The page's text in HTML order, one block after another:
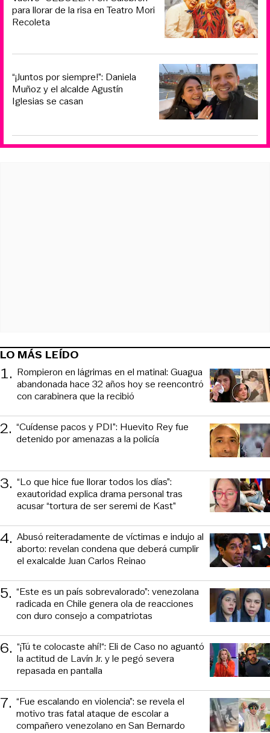
para llorar de la risa en Teatro Mori
Recoleta
“¡Juntos por siempre!”: Daniela
Muñoz y el alcalde Agustín
Iglesias se casan
LO MÁS LEÍDO
1. Rompieron en lágrimas en el matinal: Guagua
abandonada hace 32 años hoy se reencontró
con carabinera que la recibió
2. “Cuídense pacos y PDI”: Huevito Rey fue
detenido por amenazas a la policía
3. “Lo que hice fue llorar todos los días”:
exautoridad explica drama personal tras
acusar “tortura de ser seremi de Kast”
4. Abusó reiteradamente de víctimas e indujo al
aborto: revelan condena que deberá cumplir
el exalcalde Juan Carlos Reinao
5. “Este es un país sobrevalorado”: venezolana
radicada en Chile genera ola de reacciones
con duro consejo a compatriotas
6. “¡Tú te colocaste ahí!“: Eli de Caso no aguantó
la actitud de Lavín Jr. y le pegó severa
repasada en pantalla
7. “Fue escalando en violencia”: se revela el
motivo tras fatal ataque de escolar a
compañero venezolano en San Bernardo